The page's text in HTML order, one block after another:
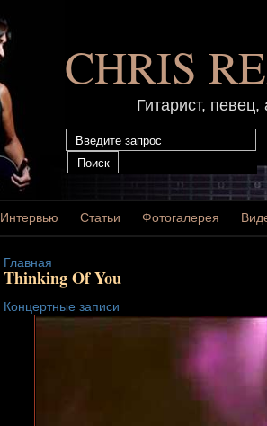
CHRIS
Гитарист, певец,
Интервью Статьи Фотогалерея
Главная
Thinking Of You
Концертные записи